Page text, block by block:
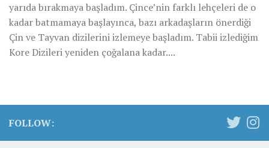
yarıda bırakmaya başladım. Çince’nin farklı lehçeleri de o
kadar batmamaya başlayınca, bazı arkadaşların önerdiği
Çin ve Tayvan dizilerini izlemeye başladım. Tabii izlediğim
Kore Dizileri yeniden çoğalana kadar....
FOLLOW: